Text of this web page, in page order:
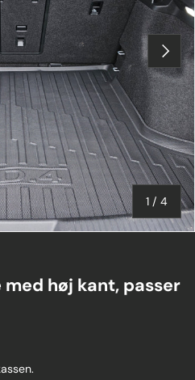
1 / af
4
Næste
høj kant, passer